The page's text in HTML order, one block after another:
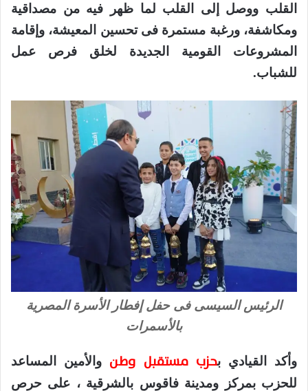
القلب ووصل إلى القلب لما ظهر فيه من مصداقية
ومكاشفة، ورغبة مستمرة فى تحسين المعيشة، وإقامة
المشروعات القومية الجديدة لخلق فرص عمل
للشباب.
الرئيس السيسى فى حفل إفطار الأسرة المصرية
بالأسمرات
وأكد القيادي بحزب مستقبل وطن والأمين المساعد
للحزب بمركز ومدينة فاقوس بالشرقية ، على حرص